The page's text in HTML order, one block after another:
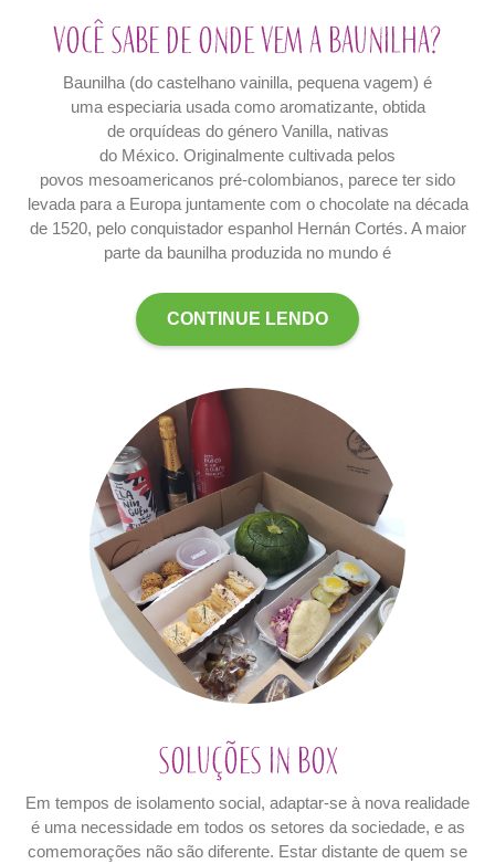
Você sabe de onde vem a baunilha?
Baunilha (do castelhano vainilla, pequena vagem) é
uma especiaria usada como aromatizante, obtida
de orquídeas do género Vanilla, nativas
do México. Originalmente cultivada pelos
povos mesoamericanos pré-colombianos, parece ter sido
levada para a Europa juntamente com o chocolate na década
de 1520, pelo conquistador espanhol Hernán Cortés. A maior
parte da baunilha produzida no mundo é
CONTINUE LENDO
Soluções In Box
Em tempos de isolamento social, adaptar-se à nova realidade
é uma necessidade em todos os setores da sociedade, e as
comemorações não são diferente. Estar distante de quem se